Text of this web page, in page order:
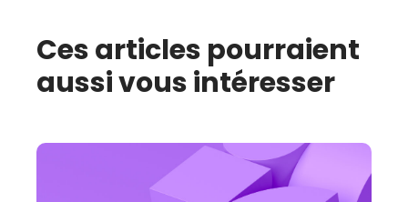
Ces articles pourraient
aussi vous intéresser